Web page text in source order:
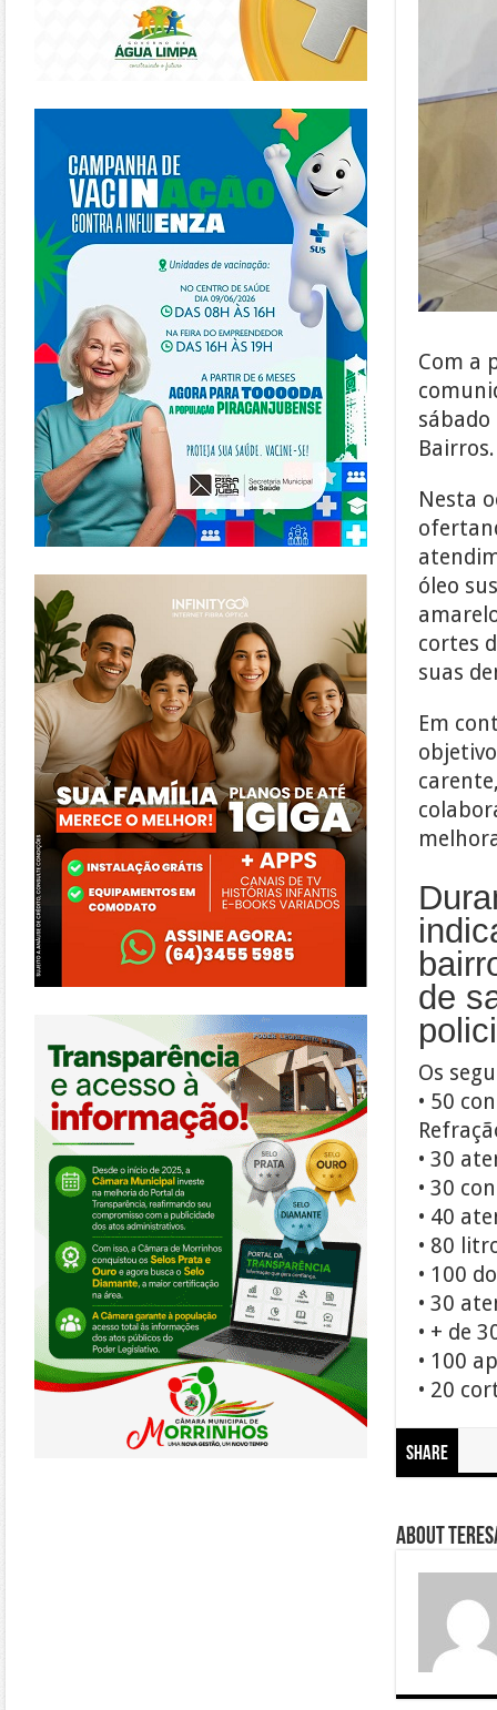
Com a
Bairros.
Nesta
óleo
cortes
suas
Em
de
Os
• 50
• 30
• 30
• 40
• 80
• 100
• 30
• + de
• 100
• 20
Share
About
https://piracanjuba.go.gov.br/
https://www.infinitygo.com.br/
https://morrinhos.go.leg.br/